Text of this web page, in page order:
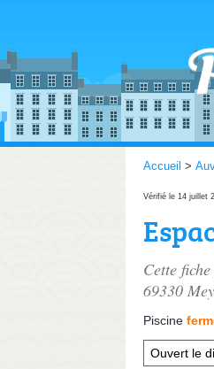
Accueil >
Vérifié le 14 juillet
Cette
69330
Piscine
Ouvert le